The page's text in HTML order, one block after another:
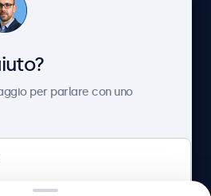
Clienti
per parlare con uno